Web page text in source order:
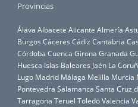
Provincias
Álava Albacete Alicante Almería
Burgos Cáceres Cádiz Cantabria
Córdoba Cuenca Girona Granada
Huesca Islas Baleares Jaén La
Lugo Madrid Málaga Melilla Murcia
Pontevedra Salamanca Santa Cruz
Tarragona Teruel ToledoValencia